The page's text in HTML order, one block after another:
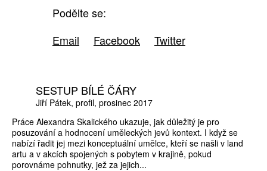
Podělte se:
Email
Facebook Twitter
SESTUP BÍLÉ ČÁRY
Jiří Pátek profil prosinec 2017
Práce Alexandra Skalického ukazuje, jak důležitý je pro
posuzování a hodnocení uměleckých jevů kontext. I když se
nabízí řadit jej mezi konceptuální umělce, kteří se našli v land
artu a v akcích spojených s pobytem v krajině, pokud
porovnáme pohnutky, jež za jejich...